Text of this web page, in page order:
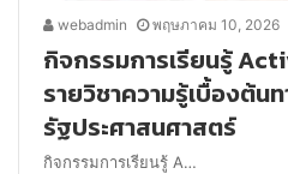
webadmin พฤษภาคม 10, 2026
กิจกรรมการเรียนรู้
รายวิชาความรู้เบื้องต้น
รัฐประศาสนศาสตร์
กิจกรรมการเรียนรู้ A…